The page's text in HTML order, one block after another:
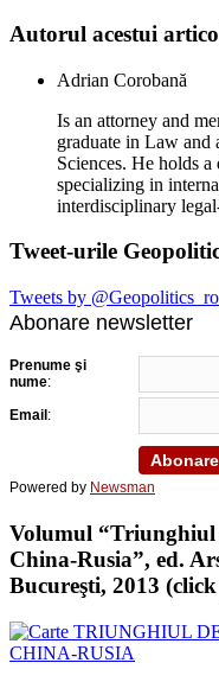
Autorul acestui
Adrian Corobană
Is an attorney and
graduate in Law and
Sciences. He holds
specializing in
interdisciplinary
Tweet-urile
Tweets by @Geopolitics_ro
Abonare newsletter
Prenume şi
nume:
Email :
Powered by Newsman
Volumul “Triunghiul
China-Rusia”, ed.
Bucureşti, 2013